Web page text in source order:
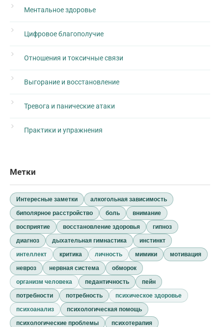
Ментальное здоровье
Цифровое благополучие
Отношения и токсичные связи
Выгорание и восстановление
Тревога и панические атаки
Практики и упражнения
Метки
Интересные заметки
алкогольная зависимость
биполярное расстройство
боль
внимание
восприятие
восстановление здоровья
гипноз
диагноз
дыхательная гимнастика
инстинкт
интеллект
критика личность мимики
мотивация
невроз
нервная система
обморок
организм человека
педантичность
пейн
потребности
потребность
психическое здоровье
психоанализ
психологическая помощь
психологические проблемы
психотерапия